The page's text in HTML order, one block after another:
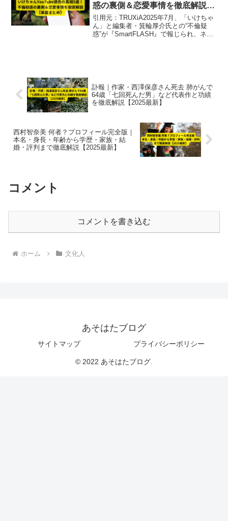
惑の裏側＆恋愛事情を徹底解説
【暴露まとめ】
引用元：TRUXiA2025年7月、「いけちゃ
ん」と編集者・箕輪厚介氏との“不倫疑
惑”が『SmartFLASH』で報じられ、ネッ
訃報｜作家・西澤保彦さん死去 肺がんで
64歳「七回死んだ男」など代表作と功績
を徹底解説【2025最新】
西村智奈美 何者？プロフィール完全版｜
本名・身長・年齢から学歴・家族・結
婚・評判まで徹底解説【2025最新】
コメント
コメントを書き込む
ホーム 文化人
あそはたブログ
サイトマップ プライバシーポリシー
© 2022 あそはたブログ.